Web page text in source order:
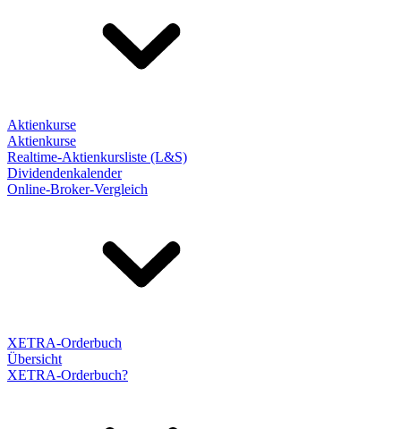
Aktienkurse
Aktienkurse
Realtime-Aktienkursliste (L&S)
Dividendenkalender
Online-Broker-Vergleich
XETRA-Orderbuch
Übersicht
XETRA-Orderbuch?